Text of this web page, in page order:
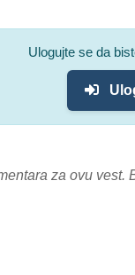
Ulogujte se da
za ovu vest.